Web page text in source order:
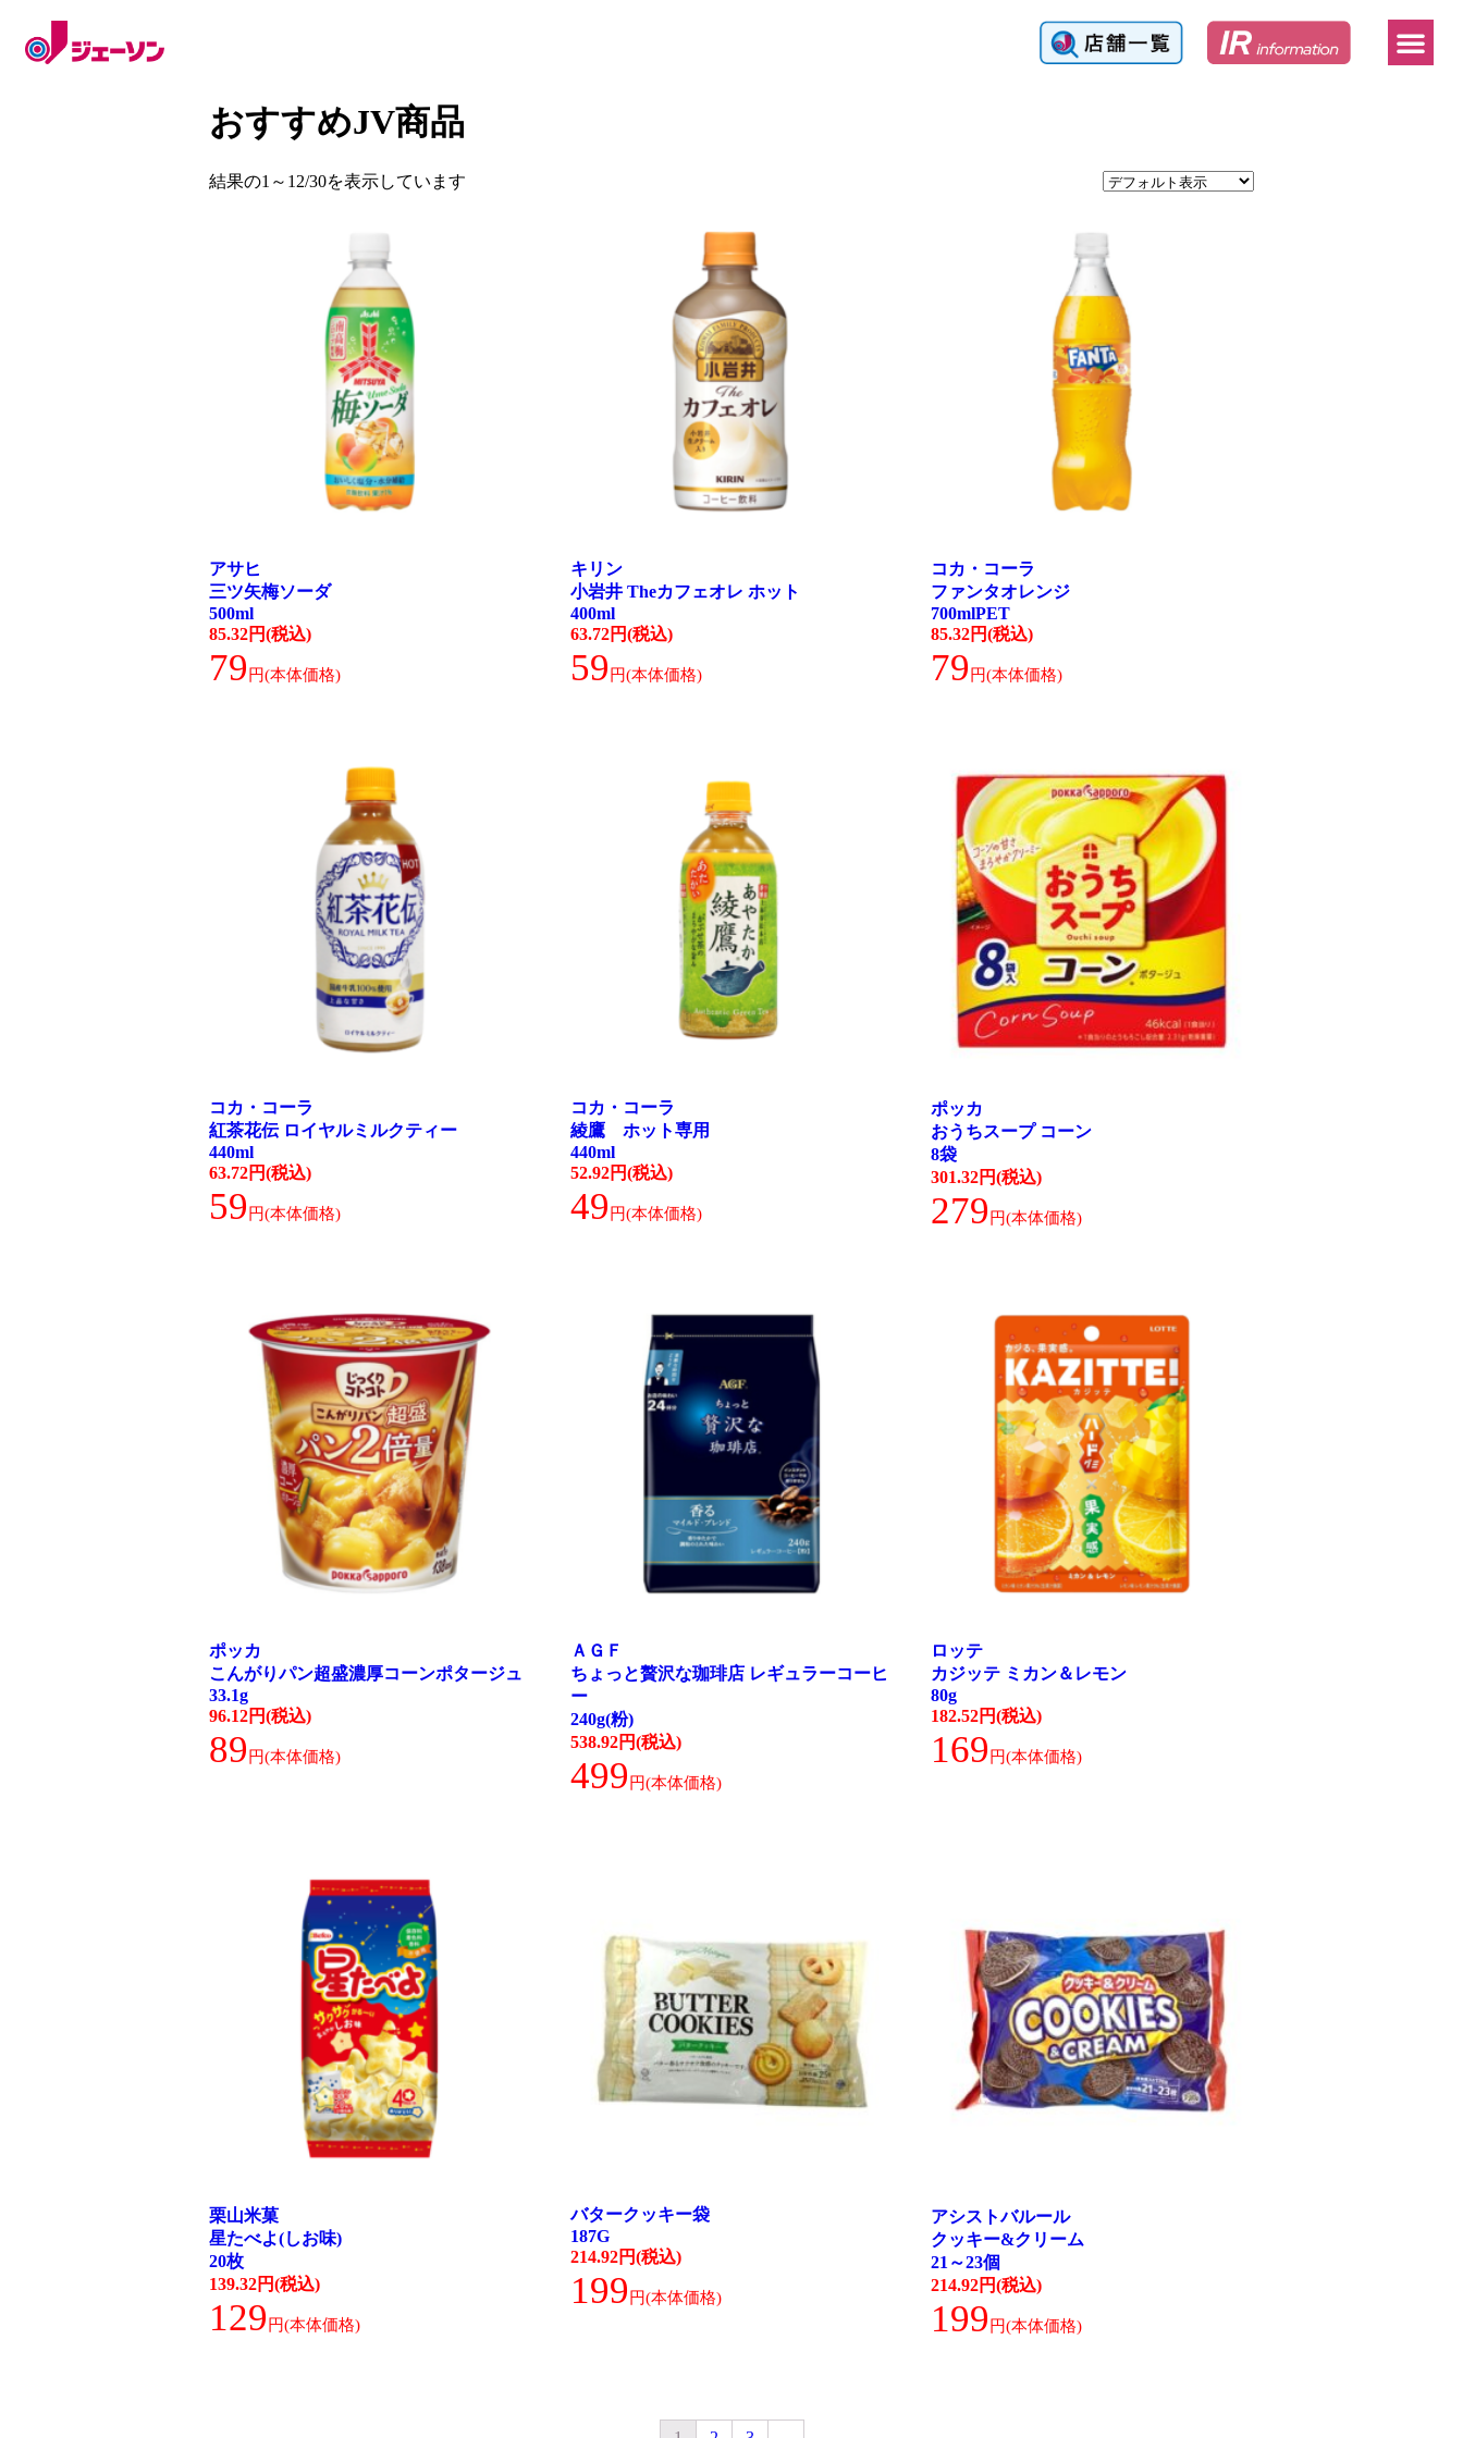
おすすめJV商品
結果の1～12/30を表示しています
アサヒ
三ツ矢梅ソーダ
500ml
85.32円(税込)
79
キリン
小岩井 Theカフェオレ ホット
400ml
63.72円(税込)
59
コカ・コーラ
ファンタオレンジ
700mlPET
85.32円(税込)
79
コカ・コーラ
紅茶花伝 ロイヤルミルクティー
440ml
63.72円(税込)
59
コカ・コーラ
綾鷹 ホット専用
440ml
52.92円(税込)
49
ポッカ
おうちスープ コーン
8袋
301.32円(税込)
279
ポッカ
こんがりパン超盛濃厚コーンポタージュ
33.1g
96.12円(税込)
89
ＡＧＦ
ちょっと贅沢な珈琲店 レギュラーコーヒ
ー
240g(粉)
538.92円(税込)
499
ロッテ
カジッテ ミカン＆レモン
80g
182.52円(税込)
169
栗山米菓
星たべよ(しお味)
20枚
139.32円(税込)
129
バタークッキー袋
187G
214.92円(税込)
199
アシストバルール
クッキー&クリーム
21～23個
214.92円(税込)
199